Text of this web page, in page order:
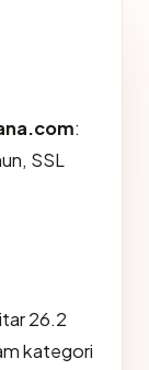
:
SSL
26.2
kategori